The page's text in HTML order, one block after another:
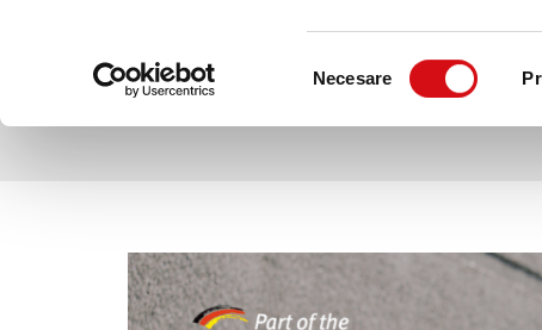
consimțământului
Necesare
ProCredit Bank
pentru